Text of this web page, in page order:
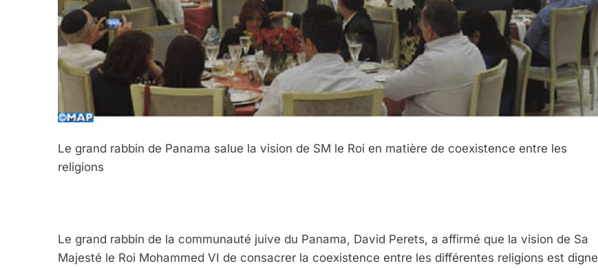
Le grand rabbin de Panama salue la vision de SM le Roi en matière de coexistence entre les
religions
Le grand rabbin de la communauté juive du Panama, David Perets, a affirmé que la vision de Sa
Majesté le Roi Mohammed VI de consacrer la coexistence entre les différentes religions est digne